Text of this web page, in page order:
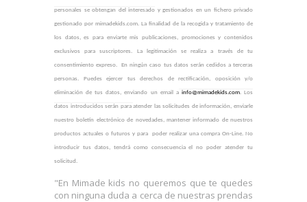
personales se obtengan del interesado y gestionados en un fichero privado
gestionado por mimadekids.com. La finalidad de la recogida y tratamiento de
los datos, es para enviarte mis publicaciones, promociones y contenidos
exclusivos para suscriptores. La legitimación se realiza a través de tu
consentimiento expreso. En ningún caso tus datos serán cedidos a terceras
personas. Puedes ejercer tus derechos de rectificación, oposición y/o
eliminación de tus datos, enviando un email a info@mimadekids.com. Los
datos introducidos serán paraatender las solicitudes de información,enviarle
nuestro boletín electrónico de novedades, mantener informado de nuestros
productos actuales o futuros y para poder realizar una compra On-Line. No
introducir tus datos, tendrá como consecuencia el no poder atender tu
solicitud.
"En Mimade kids no queremos que te quedes
con ninguna duda a cerca de nuestras prendas